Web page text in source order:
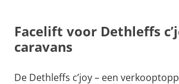
Facelift voor Dethleffs
caravans
De Dethleffs c’joy – een